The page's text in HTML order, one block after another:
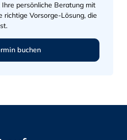
persönliche Beratung mit
richtige Vorsorge-Lösung, die
buchen